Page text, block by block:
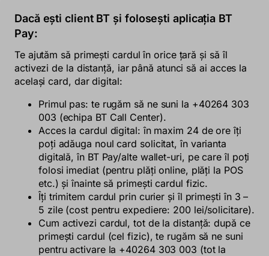
Dacă ești client BT și folosești aplicația BT
Pay:
Te ajutăm să primești cardul în orice țară și să îl
activezi de la distanță, iar până atunci să ai acces la
același card, dar digital:
Primul pas: te rugăm să ne suni la +40264 303
003 (echipa BT Call Center).
Acces la cardul digital: în maxim 24 de ore îți
poți adăuga noul card solicitat, în varianta
digitală, în BT Pay/alte wallet-uri, pe care îl poți
folosi imediat (pentru plăți online, plăți la POS
etc.) și înainte să primești cardul fizic.
Îți trimitem cardul prin curier și îl primești în 3 –
5 zile (cost pentru expediere: 200 lei/solicitare).
Cum activezi cardul, tot de la distanță: după ce
primești cardul (cel fizic), te rugăm să ne suni
pentru activare la +40264 303 003 (tot la